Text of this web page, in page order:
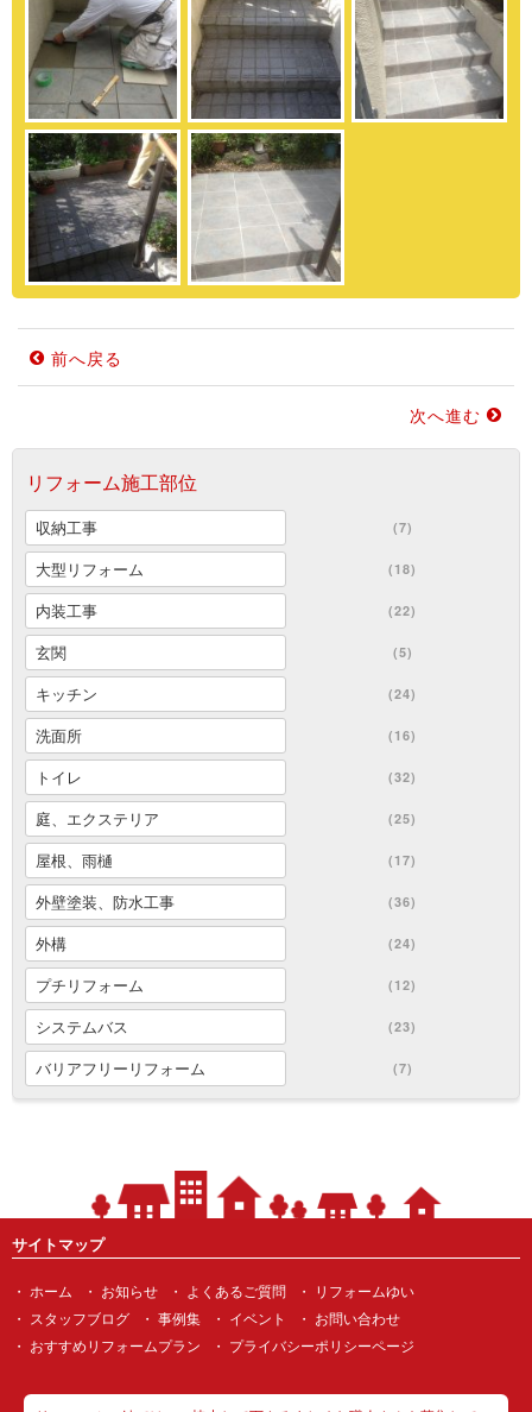
前へ戻る
次へ進む
リフォーム施工部位
収納工事 (7)
大型リフォーム (18)
内装工事 (22)
玄関 (5)
キッチン (24)
洗面所 (16)
トイレ (32)
庭、エクステリア (25)
屋根、雨樋 (17)
外壁塗装、防水工事 (36)
外構 (24)
プチリフォーム (12)
システムバス (23)
バリアフリーリフォーム (7)
サイトマップ
ホーム お知らせ よくあるご質問
リフォームゆい
スタッフブログ
事例集 イベント
お問い合わせ
おすすめリフォームプラン
プライバシーポリシーページ